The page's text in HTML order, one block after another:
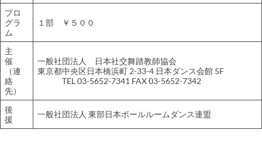
プロ
グラ
ム
１部 ￥５００
主
催
（連
絡
先）
一般社団法人 日本社交舞踏教師協会
東京都中央区日本橋浜町 2-33-4 日本ダンス会館 5F
TEL 03-5652-7341 FAX 03-5652-7342
後
援
一般社団法人 東部日本ボールルームダンス連盟